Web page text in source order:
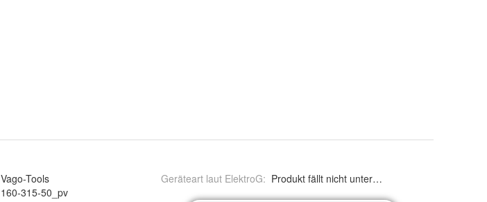
Vago-Tools
160-315-50_pv
Geräteart laut ElektroG: Produkt fällt nicht unter das ElektroG.